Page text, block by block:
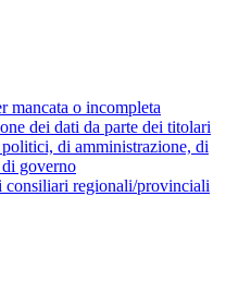
mancata o incompleta
dei dati da parte dei titolari
di amministrazione, di
governo
consiliari regionali/provinciali